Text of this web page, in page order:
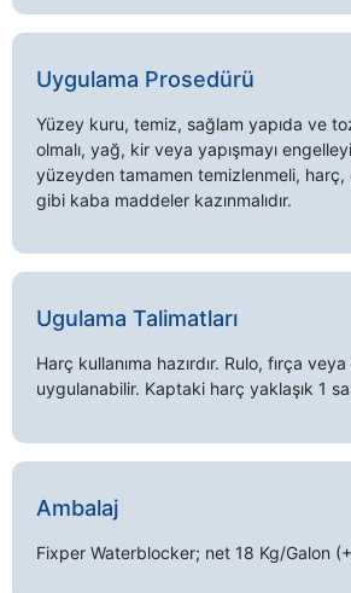
Uygulama Prosedürü
Yüzey kuru, temiz, sağlam yapıda ve
olmalı, yağ, kir veya yapışmayı
yüzeyden tamamen temizlenmeli, harç,
gibi kaba maddeler kazınmalıdır.
Ugulama Talimatları
Harç kullanıma hazırdır. Rulo, fırça
uygulanabilir. Kaptaki harç yaklaşık 1
Ambalaj
Fixper Waterblocker; net 18 Kg/Galon